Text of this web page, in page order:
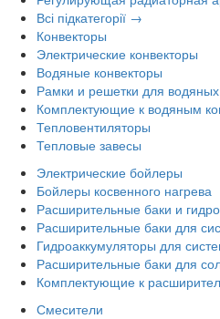
Всі підкатегорії →
Конвекторы
Электрические конвекторы
Водяные конвекторы
Рамки и решетки для водяных
Комплектующие к водяным
Тепловентиляторы
Тепловые завесы
Электрические бойлеры
Бойлеры косвенного нагрева
Расширительные баки и
Расширительные баки для
Гидроаккумуляторы для
Расширительные баки для
Комплектующие к
Смесители